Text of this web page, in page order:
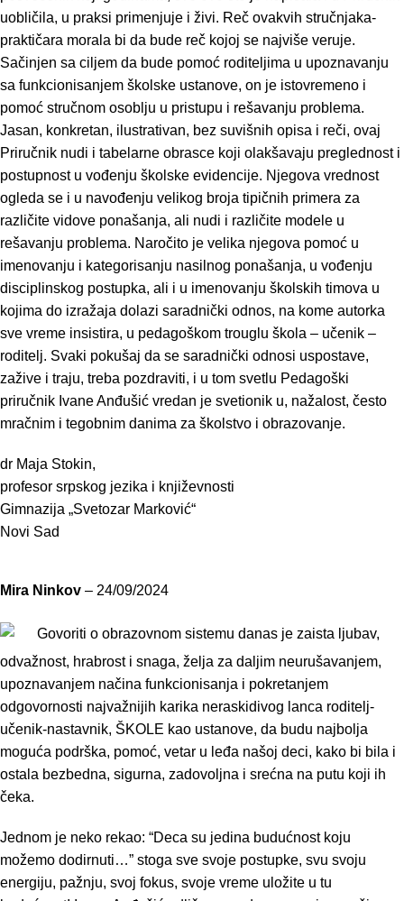
uobličila, u praksi primenjuje i živi. Reč ovakvih stručnjaka-
praktičara morala bi da bude reč kojoj se najviše veruje.
Sačinjen sa ciljem da bude pomoć roditeljima u upoznavanju
sa funkcionisanjem školske ustanove, on je istovremeno i
pomoć stručnom osoblju u pristupu i rešavanju problema.
Jasan, konkretan, ilustrativan, bez suvišnih opisa i reči, ovaj
Priručnik nudi i tabelarne obrasce koji olakšavaju preglednost i
postupnost u vođenju školske evidencije. Njegova vrednost
ogleda se i u navođenju velikog broja tipičnih primera za
različite vidove ponašanja, ali nudi i različite modele u
rešavanju problema. Naročito je velika njegova pomoć u
imenovanju i kategorisanju nasilnog ponašanja, u vođenju
disciplinskog postupka, ali i u imenovanju školskih timova u
kojima do izražaja dolazi saradnički odnos, na kome autorka
sve vreme insistira, u pedagoškom trouglu škola – učenik ‒
roditelj. Svaki pokušaj da se saradnički odnosi uspostave,
zažive i traju, treba pozdraviti, i u tom svetlu Pedagoški
priručnik Ivane Anđušić vredan je svetionik u, nažalost, često
mračnim i tegobnim danima za školstvo i obrazovanje.
dr Maja Stokin,
profesor srpskog jezika i književnosti
Gimnazija „Svetozar Marković“
Novi Sad
Mira Ninkov – 24/09/2024
Govoriti o obrazovnom sistemu danas je zaista ljubav,
odvažnost, hrabrost i snaga, želja za daljim neurušavanjem,
upoznavanjem načina funkcionisanja i pokretanjem
odgovornosti najvažnijih karika neraskidivog lanca roditelj-
učenik-nastavnik, ŠKOLE kao ustanove, da budu najbolja
moguća podrška, pomoć, vetar u leđa našoj deci, kako bi bila i
ostala bezbedna, sigurna, zadovoljna i srećna na putu koji ih
čeka.
Jednom je neko rekao: “Deca su jedina budućnost koju
možemo dodirnuti…” stoga sve svoje postupke, svu svoju
energiju, pažnju, svoj fokus, svoje vreme uložite u tu